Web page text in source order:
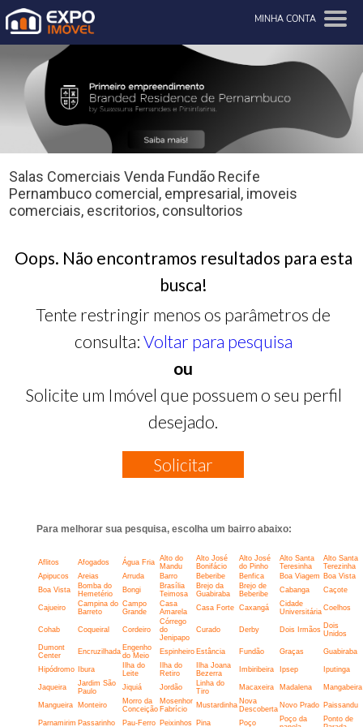
MINHA CONTA
Salas Comerciais Venda Fundão Recife
Pernambuco comercial, empresarial, imoveis
comerciais, escritorios, consultorios
Oops. Não encontramos resultados para esta
busca!
Tente restringir menos os parâmetros de
consulta: Voltar para pesquisa
ou
Solicite um Imóvel que possuem o seu perfil
desejado.
Solicitar
Para melhorar sua pesquisa, escolha um bairro abaixo:
Aflitos Afogados Água Fria
Alto do
Mandu
Alto José
Bonifácio
Alto José
do Pinho
Alto Santa
Teresinha
Alto Santa
Terezinha
Apipucos
Areias Arruda Barro Beberibe Benfica Boa Viagem Boa Vista
Boa Vista
Bomba do
Hemetério
Bongi
Brasília
Teimosa
Brejo da
Guabiraba
Brejo de
Beberibe
Cabanga Caçote
Cajueiro
Campina do
Barreto
Campo
Grande
Casa
Amarela
Casa Forte Caxangá
Cidade
Universitária Coelhos
Cohab Coqueiral Cordeiro
Córrego
do
Jenipapo
Curado Derby Dois Irmãos Dois
Unidos
Dumont
Center
Encruzilhada Engenho
do Meio
Espinheiro Estância Fundão Graças Guabiraba
Hipódromo Ibura
Ilha do
Leite
Ilha do
Retiro
Ilha Joana
Bezerra
Imbiribeira Ipsep Iputinga
Jaqueira
Jardim São
Paulo
Jiquiá Jordão
Linha do
Tiro
Macaxeira Madalena Mangabeira
Mangueira Monteiro
Morro da
Conceição
Mosenhor
Fabrício
Mustardinha Nova
Descoberta Novo Prado Paissandu
Parnamirim Passarinho Pau-Ferro Peixinhos Pina Poço
Poço da
Ponto de